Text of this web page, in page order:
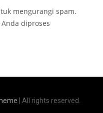
mengurangi spam.
diproses
| All rights reserved.